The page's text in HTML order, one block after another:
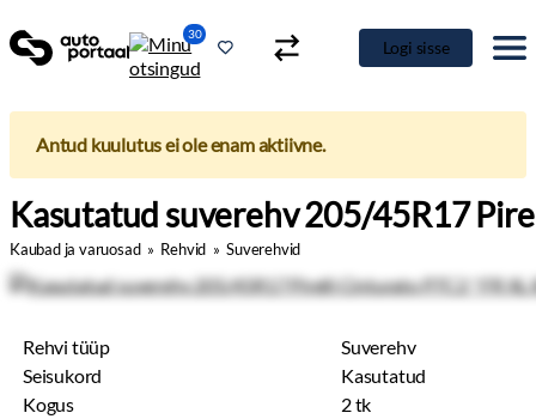
30
Logi sisse
Antud kuulutus ei ole enam aktiivne.
Kasutatud suverehv 205/45R17
Kaubad ja varuosad» Rehvid »Suverehvid
Rehvi tüüp
Suverehv
Seisukord
Kasutatud
Kogus
2 tk